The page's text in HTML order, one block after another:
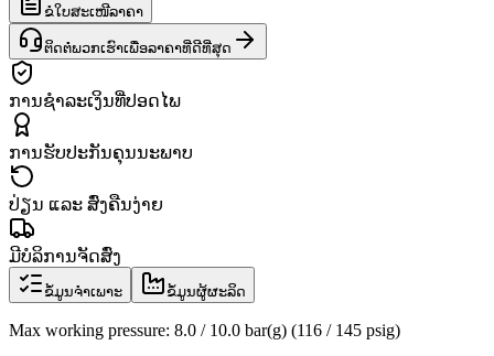
ຂໍໃບສະເໜີລາຄາ
ຕິດຕໍ່ພວກເຮົາເພື່ອລາຄາທີ່ດີທີ່ສຸດ
ການຊຳລະເງິນທີ່ປອດໄພ
ການຮັບປະກັນຄຸນນະພາບ
ປ່ຽນ ແລະ ສົ່ງຄືນງ່າຍ
ມີບໍລິການຈັດສົ່ງ
ຂໍ້ມູນຈຳເພາະ ຂໍ້ມູນຜູ້ຜະລິດ
Max working pressure: 8.0 / 10.0 bar(g) (116 / 145 psig)